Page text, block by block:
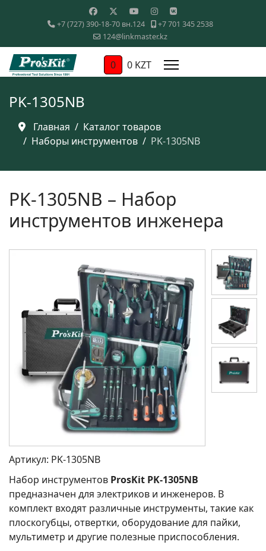
+7 (727) 390-18-70 вн.124
+7 701 345 2538
124@linkmaster.kz
0 0 KZT
PK-1305NB
Главная
Каталог товаров
Наборы инструментов
PK-1305NB
PK-1305NB – Набор
инструментов инженера
Артикул: PK-1305NB
Набор инструментов ProsKit PK-1305NB
предназначен для электриков и инженеров. В
комплект входят различные инструменты, такие как
плоскогубцы, отвертки, оборудование для пайки,
мультиметр и другие полезные приспособления.